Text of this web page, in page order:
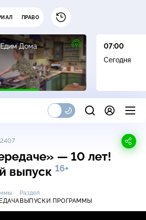
ПРАВО
Едим Дома
07:00
Сегодня
2407
— 10 лет!
выпуск 16+
Раздел
ВЫПУСКИ ПРОГРАММЫ